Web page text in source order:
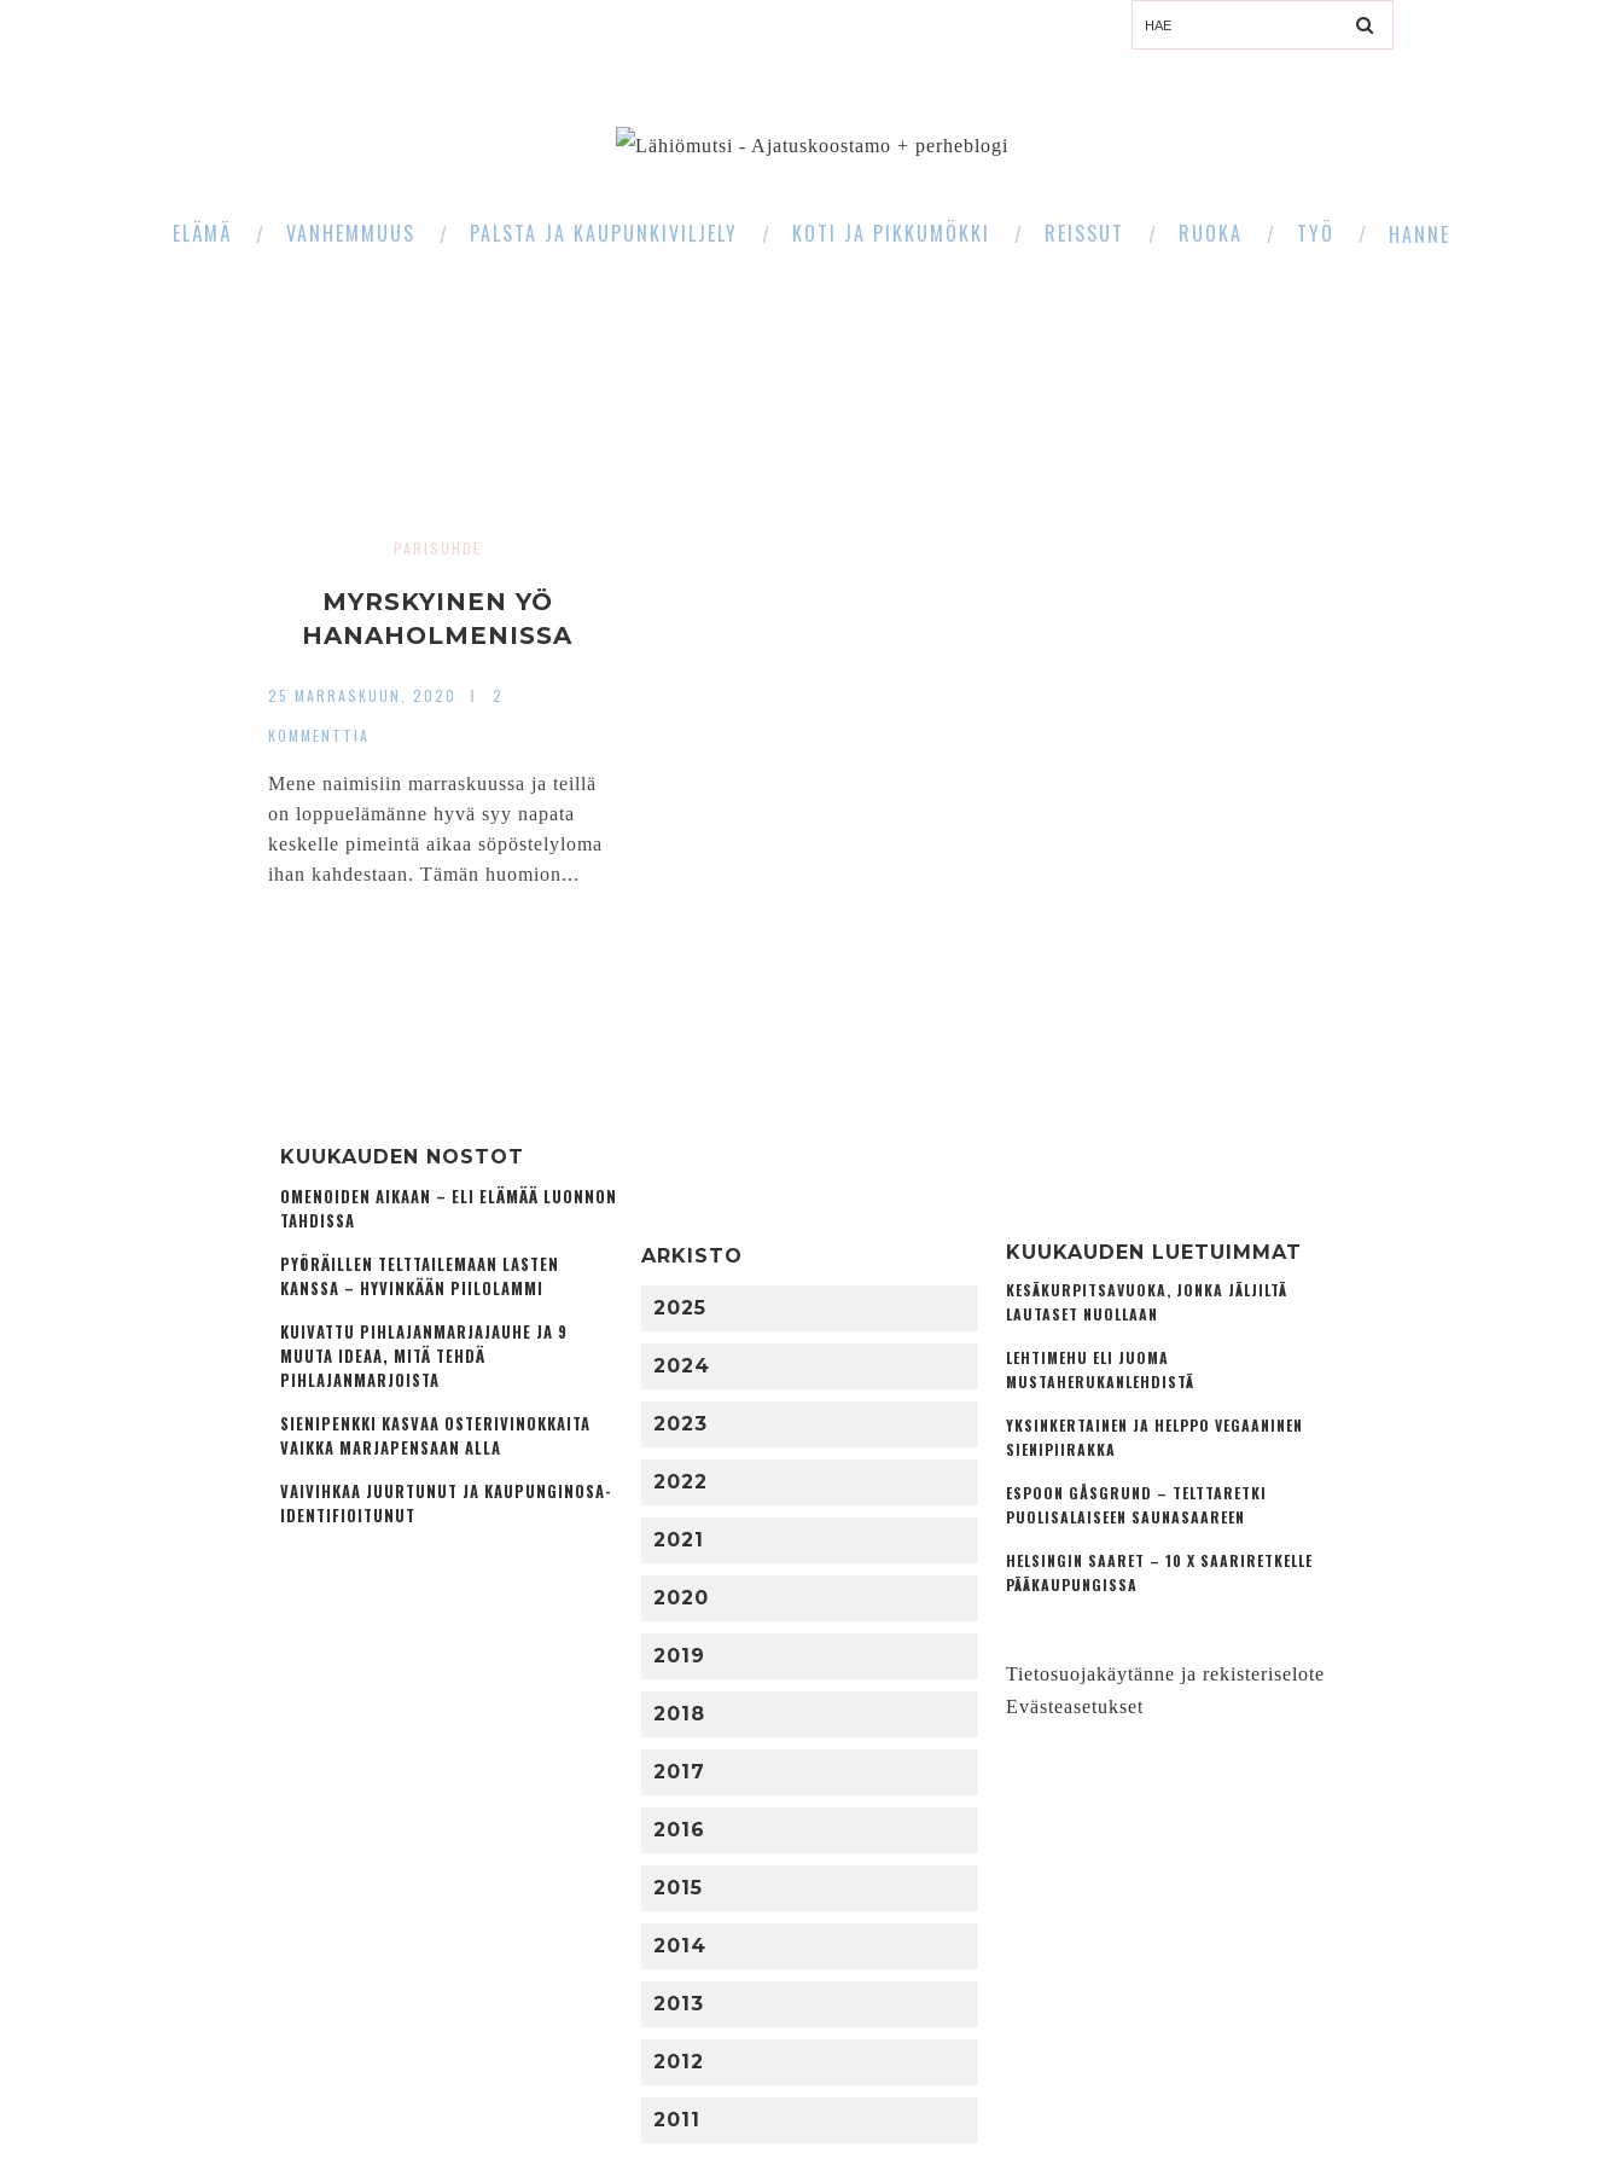
ELÄMÄ VANHEMMUUS PALSTA JA KAUPUNKIVILJELY KOTI JA PIKKUMÖKKI REISSUT RUOKA TYÖ HANNE
PARISUHDE
MYRSKYINEN YÖ
HANAHOLMENISSA
25 MARRASKUUN, 2020
2
KOMMENTTIA
Mene naimisiin marraskuussa ja teillä
on loppuelämänne hyvä syy napata
keskelle pimeintä aikaa söpöstelyloma
ihan kahdestaan. Tämän huomion...
KUUKAUDEN NOSTOT
OMENOIDEN AIKAAN – ELI ELÄMÄÄ LUONNON
TAHDISSA
PYÖRÄILLEN TELTTAILEMAAN LASTEN
KANSSA – HYVINKÄÄN PIILOLAMMI
KUIVATTU PIHLAJANMARJAJAUHE JA 9
MUUTA IDEAA, MITÄ TEHDÄ
PIHLAJANMARJOISTA
SIENIPENKKI KASVAA OSTERIVINOKKAITA
VAIKKA MARJAPENSAAN ALLA
VAIVIHKAA JUURTUNUT JA KAUPUNGINOSA­
IDENTIFIOITUNUT
ARKISTO
2025
2024
2023
2022
2021
2020
2019
2018
2017
2016
2015
2014
2013
2012
2011
KUUKAUDEN LUETUIMMAT
KESÄKURPITSAVUOKA, JONKA JÄLJILTÄ
LAUTASET NUOLLAAN
LEHTIMEHU ELI JUOMA
MUSTAHERUKANLEHDISTÄ
YKSINKERTAINEN JA HELPPO VEGAANINEN
SIENIPIIRAKKA
ESPOON GÅSGRUND – TELTTARETKI
PUOLISALAISEEN SAUNASAAREEN
HELSINGIN SAARET – 10 X SAARIRETKELLE
PÄÄKAUPUNGISSA
Tietosuojakäytänne ja rekisteriselote
Evästeasetukset